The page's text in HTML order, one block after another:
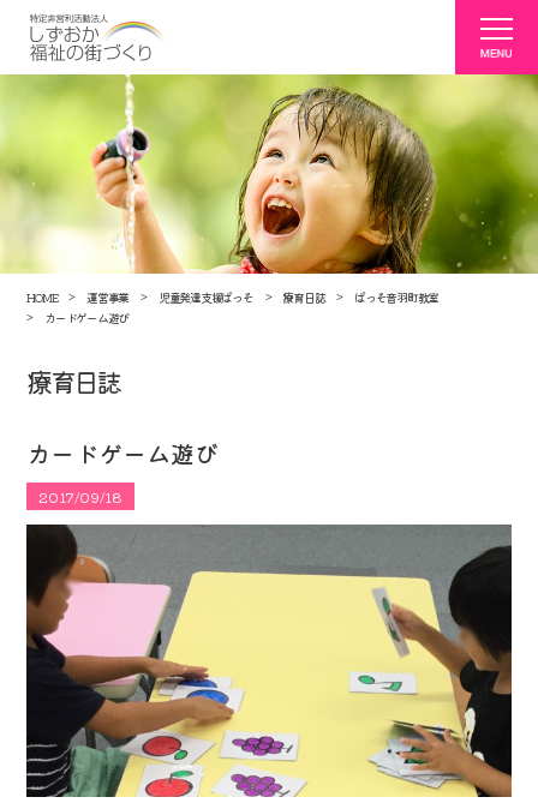
HOME 運営事業 児童発達支援ぱっそ 療育日誌
ぱっそ音羽町教室
カードゲーム遊び
療育日誌
カードゲーム遊び
2017/09/18